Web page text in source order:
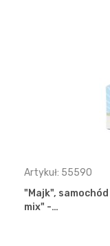
Artykuł: 55590
"Majk",
mix" -…